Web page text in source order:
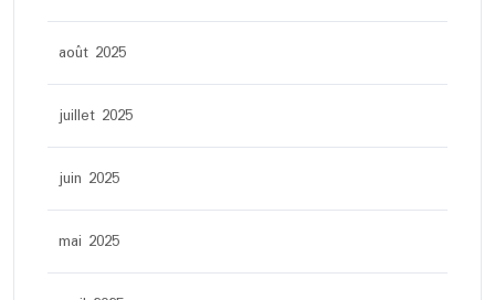
août 2025
juillet 2025
juin 2025
mai 2025